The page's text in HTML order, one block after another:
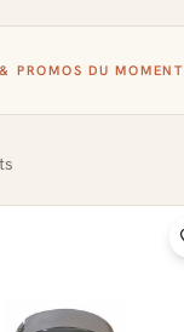
PROMOS DU MOMENT